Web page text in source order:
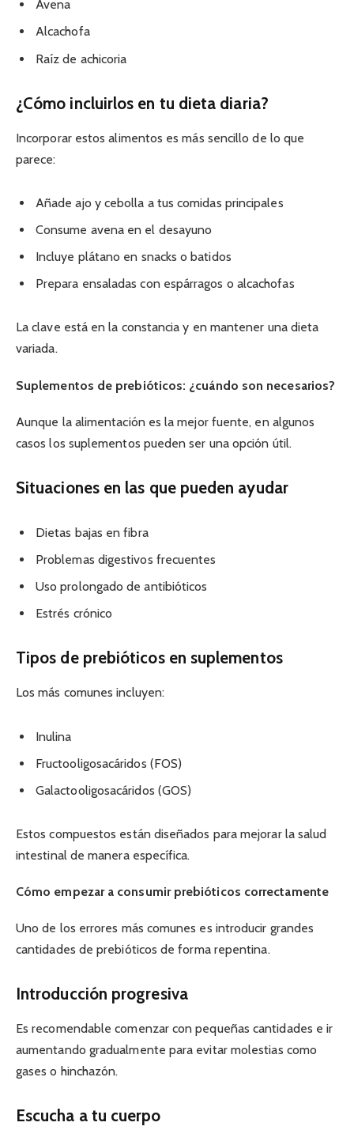
Avena
Alcachofa
Raíz de achicoria
¿Cómo incluirlos en tu dieta diaria?
Incorporar estos alimentos es más sencillo de lo que
parece:
Añade ajo y cebolla a tus comidas principales
Consume avena en el desayuno
Incluye plátano en snacks o batidos
Prepara ensaladas con espárragos o alcachofas
La clave está en la constancia y en mantener una dieta
variada.
Suplementos de prebióticos: ¿cuándo son necesarios?
Aunque la alimentación es la mejor fuente, en algunos
casos los suplementos pueden ser una opción útil.
Situaciones en las que pueden ayudar
Dietas bajas en fibra
Problemas digestivos frecuentes
Uso prolongado de antibióticos
Estrés crónico
Tipos de prebióticos en suplementos
Los más comunes incluyen:
Inulina
Fructooligosacáridos (FOS)
Galactooligosacáridos (GOS)
Estos compuestos están diseñados para mejorar la salud
intestinal de manera específica.
Cómo empezar a consumir prebióticos correctamente
Uno de los errores más comunes es introducir grandes
cantidades de prebióticos de forma repentina.
Introducción progresiva
Es recomendable comenzar con pequeñas cantidades e ir
aumentando gradualmente para evitar molestias como
gases o hinchazón.
Escucha a tu cuerpo